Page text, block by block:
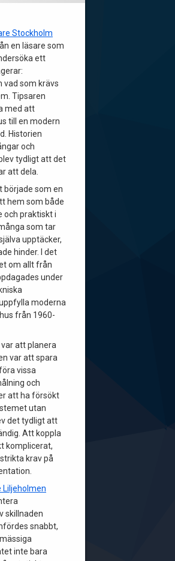
Stockholm
en läsare som
ett
vad som krävs
Tipsaren
med att
till en modern
Historien
och
tydligt att det
att dela.
började som en
hem som både
och praktiskt i
som tar
upptäcker,
hinder. I det
om allt från
under
moderna
från 1960-
att planera
var att spara
vissa
och
att ha försökt
utan
det tydligt att
Att koppla
komplicerat,
krav på
Liljeholmen
skillnaden
snabbt,
inte bara